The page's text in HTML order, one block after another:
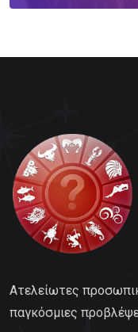
Ατελείωτες
παγκόσμιες